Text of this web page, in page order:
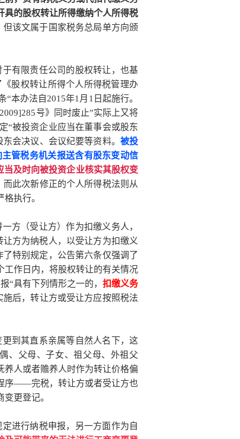
具的股权转让所得缴纳个人所得税
但该文属于国家税务总局单方向颁
有限责任公司的股权转让，也基
股权转让所得个人所得税管理办
本办法自2015年1月1日起施行。
号》
同时废止”实际上又将
“被投资企业应当在董事会或股东
会决议、会议纪要等资料。 被投
管税务机关报送含有股东变动信
当及时向被投资企业核实其股权变
而此次新修正的个人所得税法则从
执行。
方（受让方）作为扣缴义务人，
方为纳税人，以受让方为扣缴义
特别规定，公告第六条仅强调了
工作日内，将股权转让的有关情况
“具有下列情形之一的， 扣缴义务
后，转让方或受让方应按照税法
到其直系亲属等自然人名下，这
、父母、子女、祖父母、外祖父
人或者赡养人时作为转让价格偏
序——完税，转让方或者受让方也
更登记。
进行纳税申报，另一方面作为自